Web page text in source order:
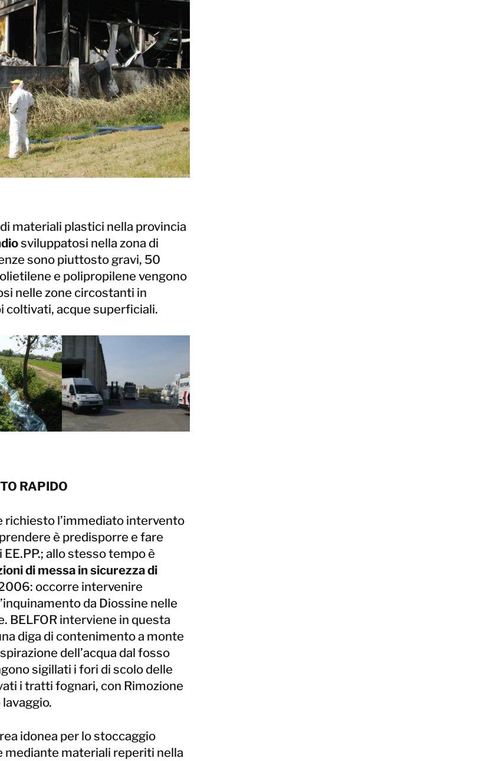
Norvegia
Paesi Bassi
Polonia
Regno Unito
Spagna
Svezia
Svizzera
Israele
Turchia
Malaysia
Singapore
Taiwan
Thailandia
Rølund
Kiltin
RecoveryPRO Ltd.
materiali plastici nella provincia
sviluppatosi nella zona di
sono piuttosto gravi, 50
e polipropilene vengono
nelle zone circostanti in
coltivati, acque superficiali.
RAPIDO
richiesto l’immediato intervento
è predisporre e fare
allo stesso tempo è
di messa in sicurezza di
occorre intervenire
da Diossine nelle
BELFOR interviene in questa
diga di contenimento a monte
dell’acqua dal fosso
sigillati i fori di scolo delle
i tratti fognari, con Rimozione
idonea per lo stoccaggio
mediante materiali reperiti nella